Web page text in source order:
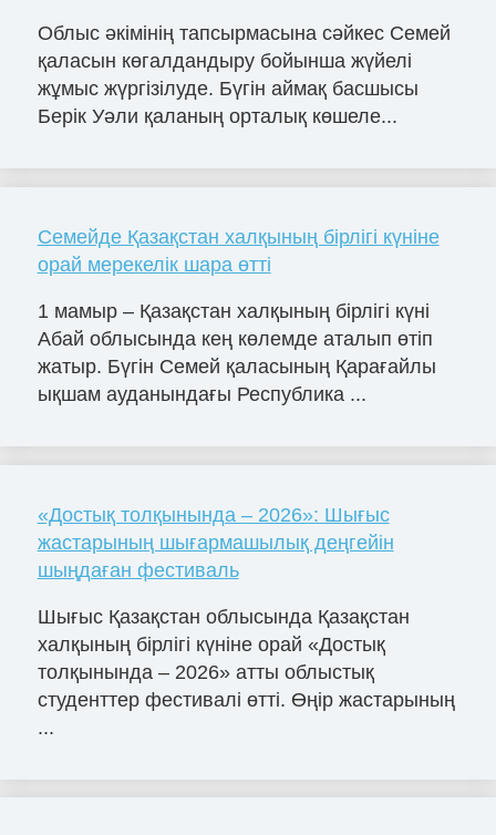
Облыс әкімінің тапсырмасына сәйкес Семей
қаласын көгалдандыру бойынша жүйелі
жұмыс жүргізілуде. Бүгін аймақ басшысы
Берік Уәли қаланың орталық көшеле...
Семейде Қазақстан халқының бірлігі күніне
орай мерекелік шара өтті
1 мамыр – Қазақстан халқының бірлігі күні
Абай облысында кең көлемде аталып өтіп
жатыр. Бүгін Семей қаласының Қарағайлы
ықшам ауданындағы Республика ...
«Достық толқынында – 2026»: Шығыс
жастарының шығармашылық деңгейін
шыңдаған фестиваль
Шығыс Қазақстан облысында Қазақстан
халқының бірлігі күніне орай «Достық
толқынында – 2026» атты облыстық
студенттер фестивалі өтті. Өңір жастарының
...